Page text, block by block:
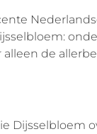
de
Dijsselbloem